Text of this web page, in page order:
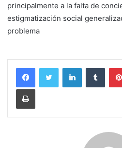
principalmente a la falta de
estigmatización social
problema